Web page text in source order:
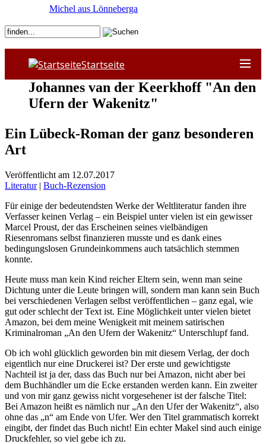
Startseite
Johannes van der Keerkhoff "An den
Ufern der Wakenitz"
Ein Lübeck-Roman der ganz besonderen
Art
Veröffentlicht am 12.07.2017
Literatur| Buch-Rezension
Für einige der bedeutendsten Werke der Weltliteratur fanden ihre
Verfasser keinen Verlag – ein Beispiel unter vielen ist ein gewisser
Marcel Proust, der das Erscheinen seines vielbändigen
Riesenromans selbst finanzieren musste und es dank eines
bedingungslosen Grundeinkommens auch tatsächlich stemmen
konnte.
Heute muss man kein Kind reicher Eltern sein, wenn man seine
Dichtung unter die Leute bringen will, sondern man kann sein Buch
bei verschiedenen Verlagen selbst veröffentlichen – ganz egal, wie
gut oder schlecht der Text ist. Eine Möglichkeit unter vielen bietet
Amazon, bei dem meine Wenigkeit mit meinem satirischen
Kriminalroman „An den Ufern der Wakenitz“ Unterschlupf fand.
Ob ich wohl glücklich geworden bin mit diesem Verlag, der doch
eigentlich nur eine Druckerei ist? Der erste und gewichtigste
Nachteil ist ja der, dass das Buch nur bei Amazon, nicht aber bei
dem Buchhändler um die Ecke erstanden werden kann. Ein zweiter
und von mir ganz gewiss nicht vorgesehener ist der falsche Titel:
Bei Amazon heißt es nämlich nur „An den Ufer der Wakenitz“, also
ohne das „n“ am Ende von Ufer. Wer den Titel grammatisch korrekt
eingibt, der findet das Buch nicht! Ein echter Makel sind auch einige
Druckfehler, so viel gebe ich zu.
Michel aus Lönneberga